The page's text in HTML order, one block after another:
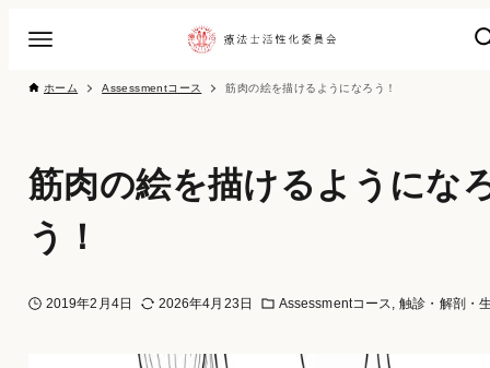
ホーム Assessmentコース 筋肉の絵を描けるようになろう！
筋肉の絵を描けるようにな
う！
2019年2月4日 2026年4月23日 Assessmentコース 触診・解剖・